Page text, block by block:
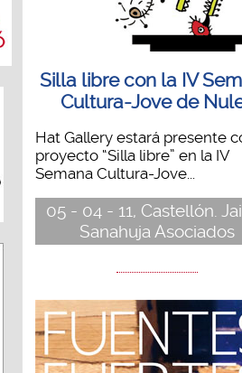
Silla libre con la IV
Cultura-Jove de
Hat Gallery estará presente
proyecto “Silla libre” en la IV
Semana Cultura-Jove...
05 - 04 - 11, Castellón.
Sanahuja Asociados